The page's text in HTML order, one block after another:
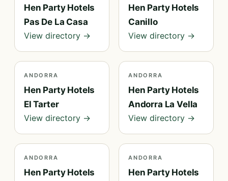
Hen Party Hotels
Pas De La Casa
View directory →
Hen Party Hotels
Canillo
View directory →
ANDORRA
Hen Party Hotels
El Tarter
View directory →
ANDORRA
Hen Party Hotels
Andorra La Vella
View directory →
ANDORRA
Hen Party Hotels
ANDORRA
Hen Party Hotels